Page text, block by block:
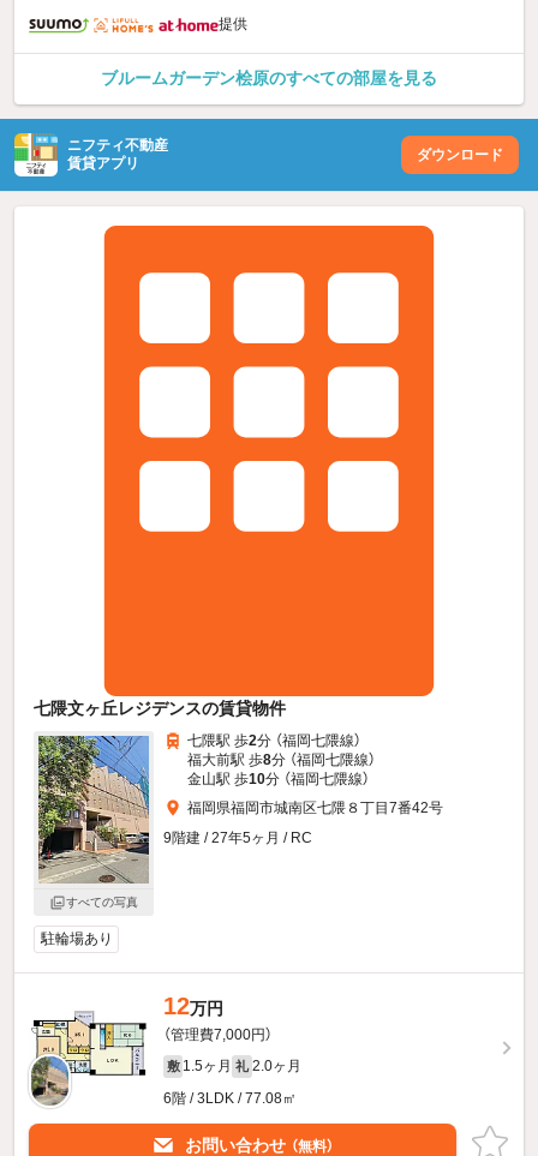
提供
ブルームガーデン桧原のすべての部屋を見る
ニフティ不動産
賃貸アプリ
ダウンロード
七隈文ヶ丘レジデンスの賃貸物件
すべての写真
七隈駅 歩2分 （福岡七隈線）
福大前駅 歩8分 （福岡七隈線）
金山駅 歩10分 （福岡七隈線）
福岡県福岡市城南区七隈８丁目7番42号
9階建 / 27年5ヶ月 / RC
駐輪場あり
12万円
（管理費7,000円）
敷 1.5ヶ月 礼 2.0ヶ月
6階 / 3LDK / 77.08㎡
お問い合わせ （無料）